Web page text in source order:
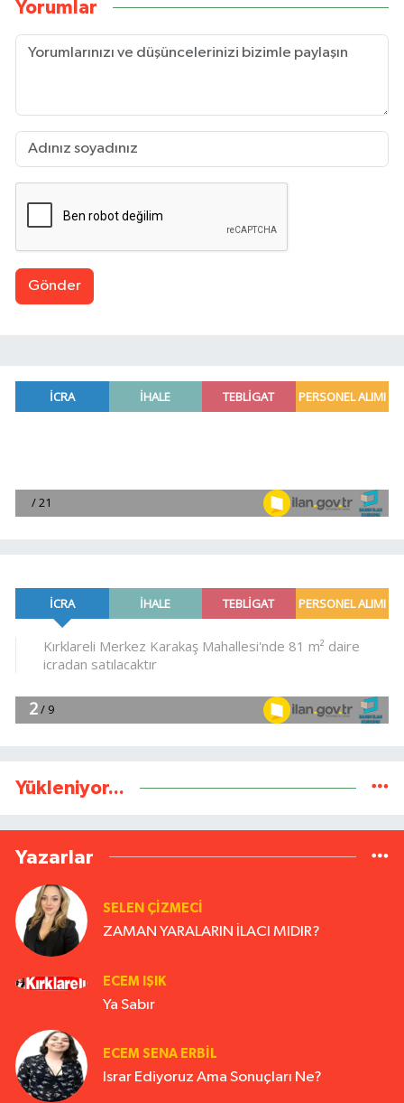
Yorumlar
Gönder
Yükleniyor...
Yazarlar
SELEN ÇİZMECİ
ZAMAN YARALARIN İLACI MIDIR?
ECEM IŞIK
Ya Sabır
ECEM SENA ERBIL
Israr Ediyoruz Ama Sonuçları Ne?